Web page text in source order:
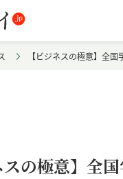
【ビジネスの極意】全
スの極意】全